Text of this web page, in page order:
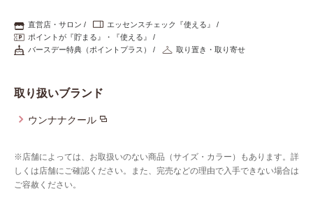
直営店・サロン
エッセンスチェック『使える』
ポイントが『貯まる』・『使える』
バースデー特典（ポイントプラス）
取り置き・取り寄せ
取り扱いブランド
ウンナナクール
※店舗によっては、お取扱いのない商品（サイズ・カラー）もあります。詳
しくは店舗にご確認ください。また、完売などの理由で入手できない場合は
ご容赦ください。